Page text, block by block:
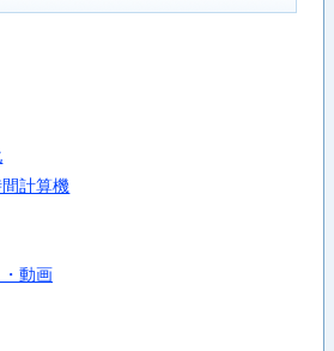
計算機
動画